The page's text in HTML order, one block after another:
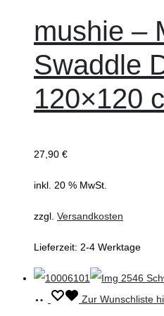
mushie –
Swaddle
120×120
27,90 €
inkl. 20 % MwSt.
zzgl. Versandkosten
Lieferzeit: 2-4 Werktage
In
Zur Wunschliste